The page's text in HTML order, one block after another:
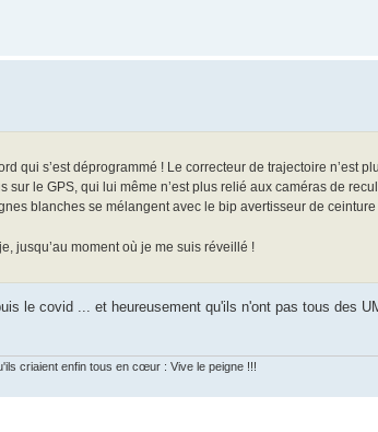
qui s’est déprogrammé ! Le correcteur de trajectoire n’est
sur le GPS, qui lui même n’est plus relié aux caméras de
blanches se mélangent avec le bip avertisseur de
jusqu’au moment où je me suis réveillé !
le covid ... et heureusement qu'ils n'ont pas tous des
criaient enfin tous en cœur : Vive le peigne !!!